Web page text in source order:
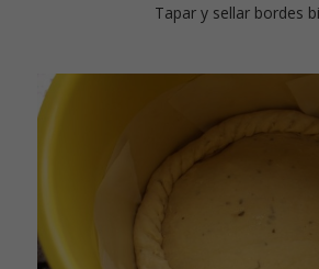
Tapar y sellar bordes